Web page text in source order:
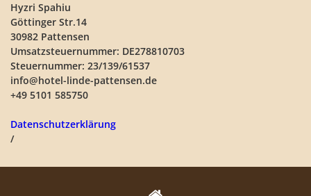
Hyzri Spahiu
Göttinger Str.14
30982 Pattensen
Umsatzsteuernummer: DE278810703
Steuernummer: 23/139/61537
info@hotel-linde-pattensen.de
+49 5101 585750
Datenschutzerklärung
/